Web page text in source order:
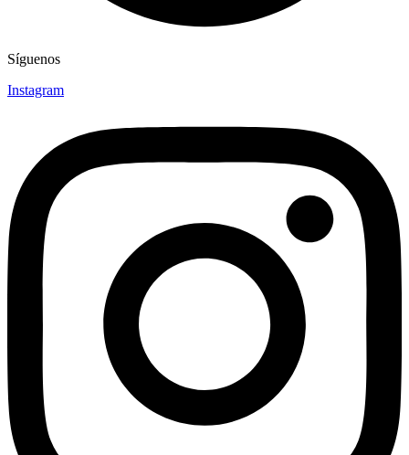
Síguenos
Instagram